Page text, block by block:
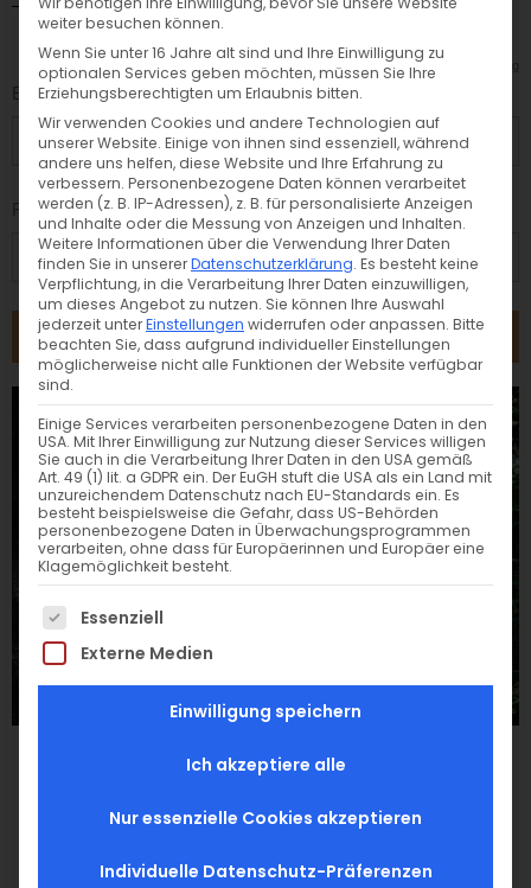
Passwort vergessen Registrierung
E-Mail:
Passwort:
ANMELDEN
weiter besuchen können.
Wenn Sie unter 16 Jahre alt sind und Ihre Einwilligung zu
optionalen Services geben möchten, müssen Sie Ihre
Erziehungsberechtigten um Erlaubnis bitten.
Wir verwenden Cookies und andere Technologien auf
unserer Website. Einige von ihnen sind essenziell, während
andere uns helfen, diese Website und Ihre Erfahrung zu
verbessern. Personenbezogene Daten können verarbeitet
werden (z. B. IP-Adressen), z. B. für personalisierte Anzeigen
und Inhalte oder die Messung von Anzeigen und Inhalten.
Weitere Informationen über die Verwendung Ihrer Daten
finden Sie in unsererDatenschutzerklärung. Es besteht keine
Verpflichtung, in die Verarbeitung Ihrer Daten einzuwilligen,
um dieses Angebot zu nutzen. Sie können Ihre Auswahl
jederzeit unterEinstellungen widerrufen oder anpassen. Bitte
beachten Sie, dass aufgrund individueller Einstellungen
möglicherweise nicht alle Funktionen der Website verfügbar
sind.
Einige Services verarbeiten personenbezogene Daten in den
USA. Mit Ihrer Einwilligung zur Nutzung dieser Services willigen
Sie auch in die Verarbeitung Ihrer Daten in den USA gemäß
Art. 49 (1) lit. a GDPR ein. Der EuGH stuft die USA als ein Land mit
unzureichendem Datenschutz nach EU-Standards ein. Es
besteht beispielsweise die Gefahr, dass US-Behörden
personenbezogene Daten in Überwachungsprogrammen
verarbeiten, ohne dass für Europäerinnen und Europäer eine
Klagemöglichkeit besteht.
Es folgt eine Liste der Service-Gruppen, für die eine
Essenziell
Externe Medien
Einwilligung speichern
Ich akzeptiere alle
Nur essenzielle Cookies akzeptieren
Individuelle Datenschutz-Präferenzen